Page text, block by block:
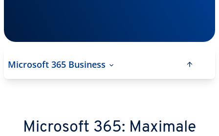
Microsoft 365 Business
Microsoft 365: Maximale